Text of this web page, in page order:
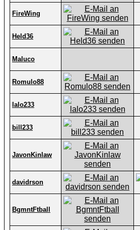
FireWing
Held36
Maluco
Romulo88
lalo233
bill233
JavonKinlaw
davidrson
BgmntFtball